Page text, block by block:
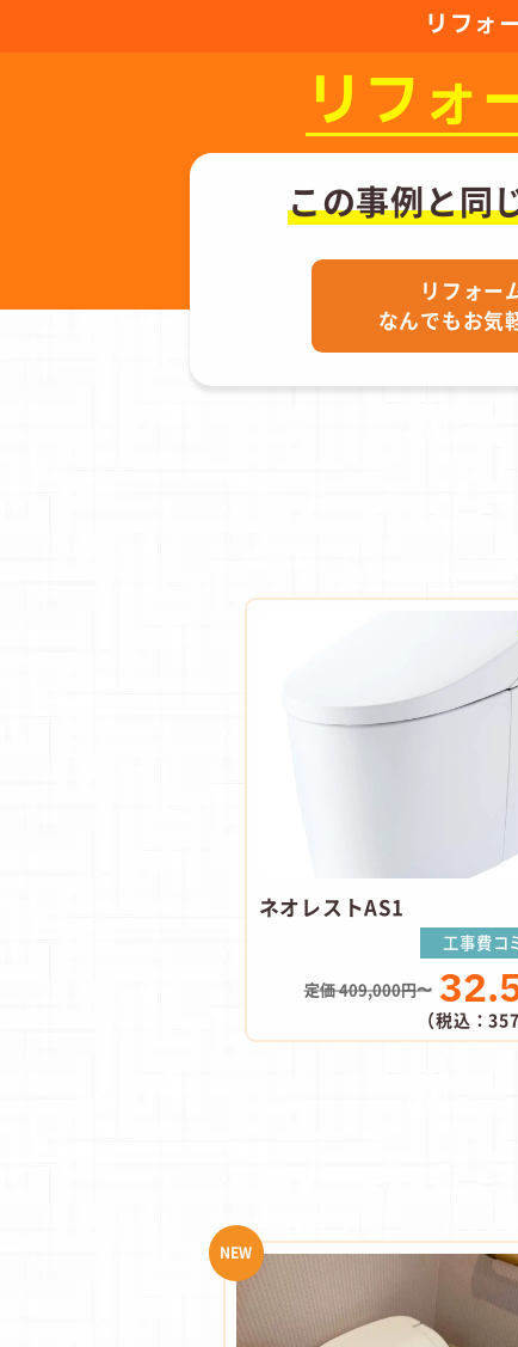
リフォ
リフォ
この事例と同
リフォー
なんでもお気
ネオレストAS1
工事費コ
定価 409,000円〜
（税込：
NEW